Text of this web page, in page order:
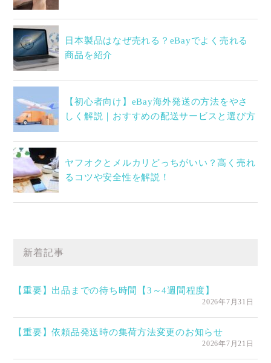
日本製品はなぜ売れる？eBayでよく売れる
商品を紹介
【初心者向け】eBay海外発送の方法をやさ
しく解説｜おすすめの配送サービスと選び方
ヤフオクとメルカリどっちがいい？高く売れ
るコツや安全性を解説！
新着記事
【重要】出品までの待ち時間【3～4週間程度】
2026年7月31日
【重要】依頼品発送時の集荷方法変更のお知らせ
2026年7月21日